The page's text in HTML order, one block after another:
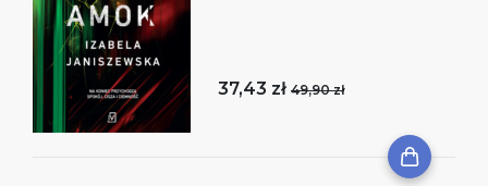
37,43 zł 49,90 zł